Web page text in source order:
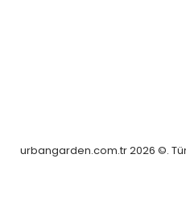
urbangarden.com.tr 2026 ©.